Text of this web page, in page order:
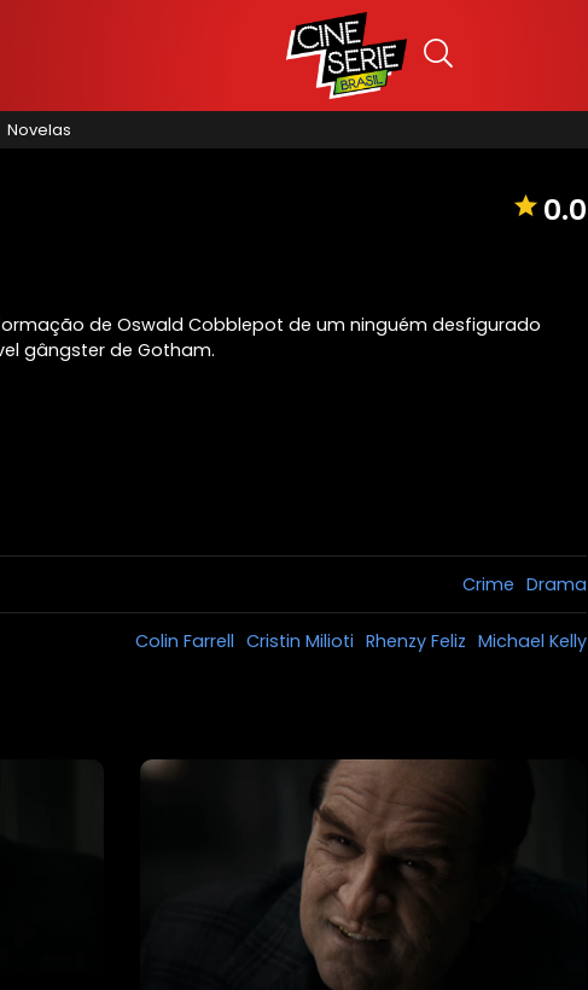
Novelas
0.0
de Oswald Cobblepot de um ninguém desfigurado
gângster de Gotham.
Crime Drama
Colin Farrell Cristin Milioti Rhenzy Feliz Michael Kelly